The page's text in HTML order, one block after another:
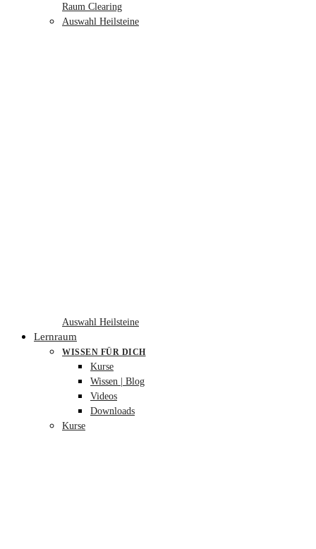
Raum Clearing
Auswahl Heilsteine
Auswahl Heilsteine
Lernraum
WISSEN FÜR DICH
Kurse
Wissen | Blog
Videos
Downloads
Kurse